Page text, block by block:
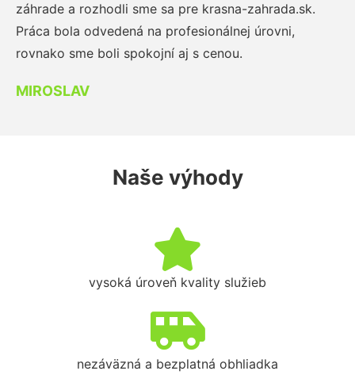
záhrade a rozhodli sme sa pre krasna-zahrada.sk.
Práca bola odvedená na profesionálnej úrovni,
rovnako sme boli spokojní aj s cenou.
MIROSLAV
Naše výhody
vysoká úroveň kvality služieb
nezáväzná a bezplatná obhliadka